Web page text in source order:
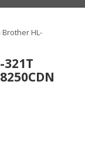
Brother HL-